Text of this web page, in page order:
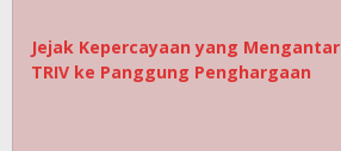
Jejak Kepercayaan yang Mengantar
TRIV ke Panggung Penghargaan